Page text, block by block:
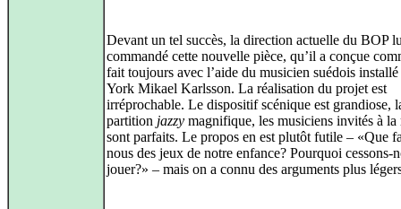
Devant un tel succès, la direction actuelle du BOP
commandé cette nouvelle pièce, qu’il a conçue
fait toujours avec l’aide du musicien suédois
York Mikael Karlsson. La réalisation du projet est
irréprochable. Le dispositif scénique est grandiose,
partition jazzy magnifique, les musiciens invités à la
sont parfaits. Le propos en est plutôt futile – «Que
nous des jeux de notre enfance? Pourquoi cessons-
jouer?» – mais on a connu des arguments plus